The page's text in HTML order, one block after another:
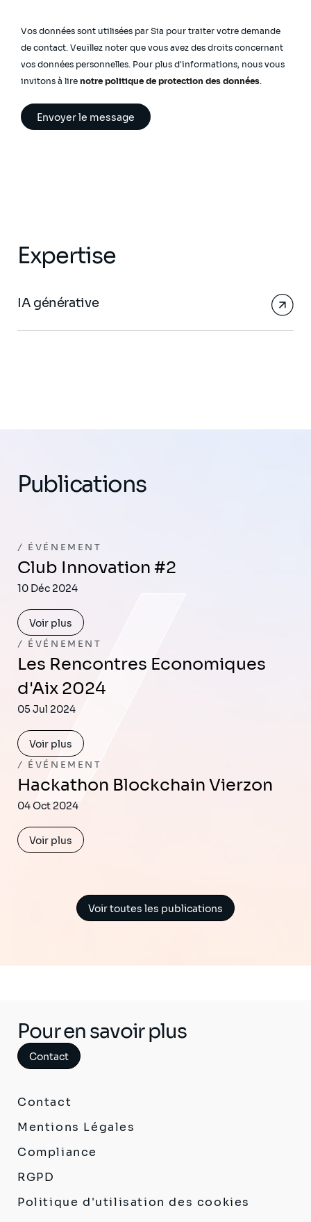
Vos données sont utilisées par Sia pour traiter votre demande
de contact. Veuillez noter que vous avez des droits concernant
vos données personnelles. Pour plus d'informations, nous vous
invitons à lire notre politique de protection des données.
Expertise
IA générative
Publications
ÉVÉNEMENT
Club Innovation #2
10 Déc 2024
Voir plus
ÉVÉNEMENT
Les Rencontres Economiques
d'Aix 2024
05 Jul 2024
Voir plus
ÉVÉNEMENT
Hackathon Blockchain Vierzon
04 Oct 2024
Voir plus
Voir toutes les publications
Pour en savoir plus
Contact
Contact
Mentions Légales
Compliance
RGPD
Politique d'utilisation des cookies